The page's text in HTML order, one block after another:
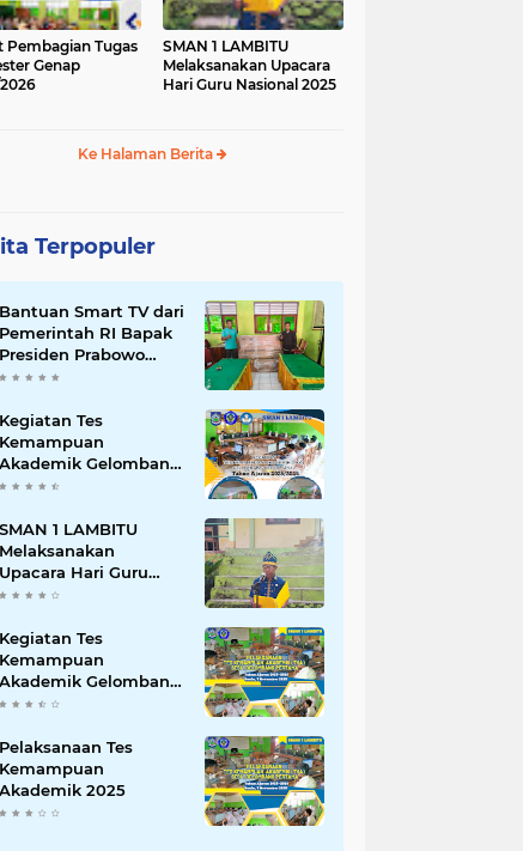
Pembagian Tugas
Genap
SMAN 1 LAMBITU
Melaksanakan Upacara
Hari Guru Nasional 2025
Ke Halaman Berita
Terpopuler
Bantuan Smart TV dari
Pemerintah RI Bapak
Presiden Prabowo
Subianto
Kegiatan Tes
Kemampuan
Akademik Gelombang
Kedua Sesi 2 Tahun
SMAN 1 LAMBITU
Melaksanakan
Upacara Hari Guru
Nasional 2025
Kegiatan Tes
Kemampuan
Akademik Gelombang
Pertama & Kedua Sesi
Pelaksanaan Tes
Kemampuan
Akademik 2025